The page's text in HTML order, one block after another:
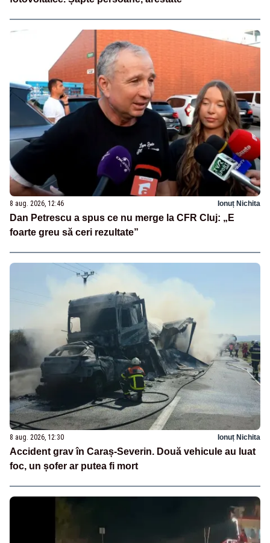
8 aug. 2026, 12:46 Ionuț Nichita
Dan Petrescu a spus ce nu merge la CFR Cluj: „E
foarte greu să ceri rezultate”
8 aug. 2026, 12:30 Ionuț Nichita
Accident grav în Caraș-Severin. Două vehicule au luat
foc, un șofer ar putea fi mort